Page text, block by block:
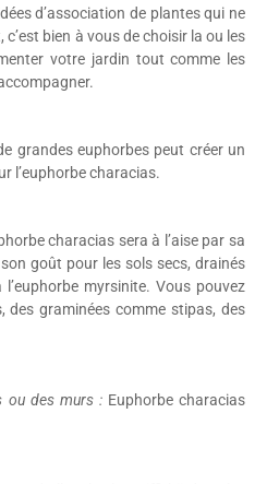
d’association de plantes qui ne
bien à vous de choisir la ou les
votre jardin tout comme les
grandes euphorbes peut créer un
l’euphorbe characias.
characias sera à l’aise par sa
goût pour les sols secs, drainés
myrsinite. Vous pouvez
des graminées comme stipas, des
ou des murs :Euphorbe characias